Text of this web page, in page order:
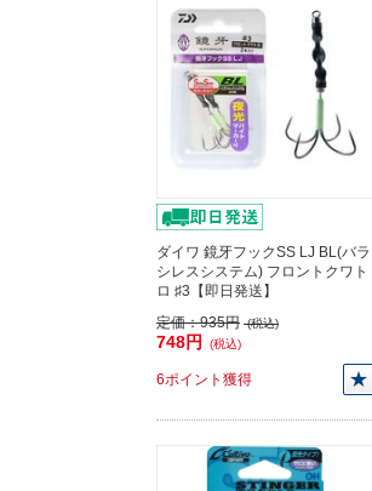
ダイワ 鏡牙フックSS LJ BL(バラ
シレスシステム) フロントクワト
ロ ♯3【即日発送】
定価：935円 (税込)
748円 (税込)
6ポイント獲得